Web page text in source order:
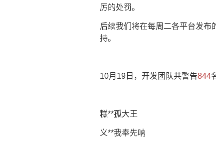
厉的处罚。
后续我们将在每周二各平台发布
持。
10月19日，开发团队共警告844
糕**孤大王
义**我奉先呐